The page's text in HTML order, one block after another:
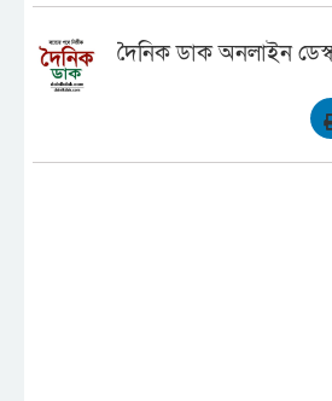
দৈনিক ডাক অনলাইন